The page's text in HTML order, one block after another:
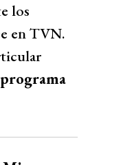
los
en TVN.